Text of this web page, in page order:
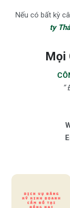
Nếu có bất kỳ
ty
Mọi
”